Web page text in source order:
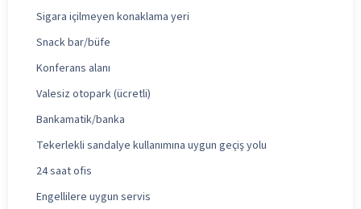
Sigara içilmeyen konaklama yeri
Snack bar/büfe
Konferans alanı
Valesiz otopark (ücretli)
Bankamatik/banka
Tekerlekli sandalye kullanımına uygun geçiş yolu
24 saat ofis
Engellilere uygun servis